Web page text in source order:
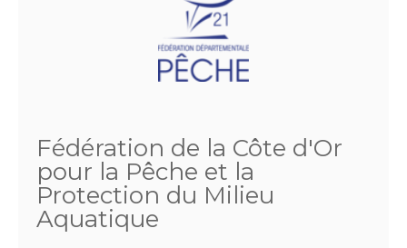
Fédération de la Côte d'Or
pour la Pêche et la
Protection du Milieu
Aquatique